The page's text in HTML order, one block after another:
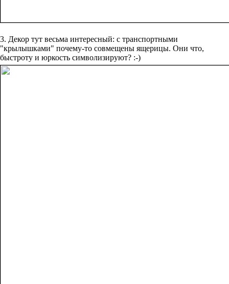
3. Декор тут весьма интересный: с транспортными
"крылышками" почему-то совмещены ящерицы. Они что,
быстроту и юркость символизируют? :-)